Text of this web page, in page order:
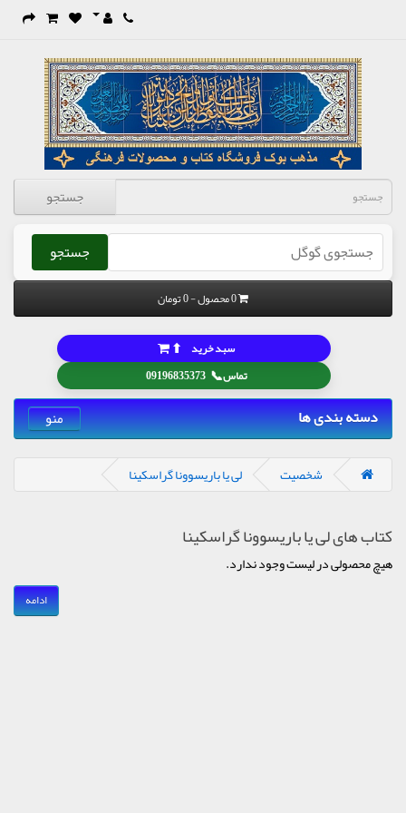
جستجو
جستجو
0 محصول - 0 تومان
تماس📞
09196835373
سبد خرید ⬆
دسته بندی ها منو
شخصیت لی یا باریسوونا گراسکینا
کتاب های لی یا باریسوونا گراسکینا
هیچ محصولی در لیست وجود ندارد.
ادامه